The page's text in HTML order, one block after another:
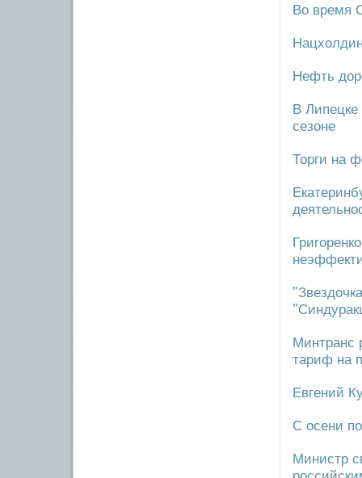
Во время
Нефть
В Липецке
сезоне
Торги на
Минтранс
тариф на
Евгений
С осени
Министр